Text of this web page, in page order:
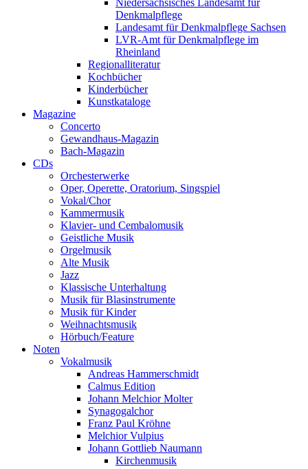
Niedersächsisches Landesamt für
Denkmalpflege
Landesamt für Denkmalpflege Sachsen
LVR-Amt für Denkmalpflege im
Rheinland
Regionalliteratur
Kochbücher
Kinderbücher
Kunstkataloge
Magazine
Concerto
Gewandhaus-Magazin
Bach-Magazin
CDs
Orchesterwerke
Oper, Operette, Oratorium, Singspiel
Vokal/Chor
Kammermusik
Klavier- und Cembalomusik
Geistliche Musik
Orgelmusik
Alte Musik
Jazz
Klassische Unterhaltung
Musik für Blasinstrumente
Musik für Kinder
Weihnachtsmusik
Hörbuch/Feature
Noten
Vokalmusik
Andreas Hammerschmidt
Calmus Edition
Johann Melchior Molter
Synagogalchor
Franz Paul Kröhne
Melchior Vulpius
Johann Gottlieb Naumann
Kirchenmusik